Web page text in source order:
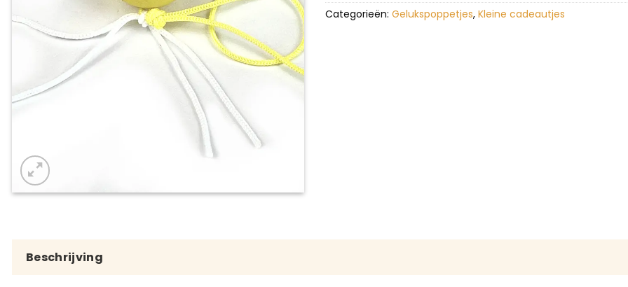
Categorieën: Gelukspoppetjes, Kleine cadeautjes
Beschrijving